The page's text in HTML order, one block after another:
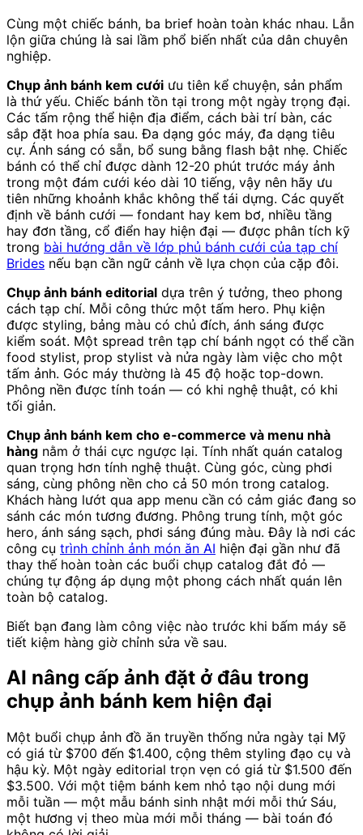
Cùng một chiếc bánh, ba brief hoàn toàn khác nhau. Lẫn
lộn giữa chúng là sai lầm phổ biến nhất của dân chuyên
nghiệp.
Chụp ảnh bánh kem cưới ưu tiên kể chuyện, sản phẩm
là thứ yếu. Chiếc bánh tồn tại trong một ngày trọng đại.
Các tấm rộng thể hiện địa điểm, cách bài trí bàn, các
sắp đặt hoa phía sau. Đa dạng góc máy, đa dạng tiêu
cự. Ánh sáng có sẵn, bổ sung bằng flash bật nhẹ. Chiếc
bánh có thể chỉ được dành 12-20 phút trước máy ảnh
trong một đám cưới kéo dài 10 tiếng, vậy nên hãy ưu
tiên những khoảnh khắc không thể tái dựng. Các quyết
định về bánh cưới — fondant hay kem bơ, nhiều tầng
hay đơn tầng, cổ điển hay hiện đại — được phân tích kỹ
trong bài hướng dẫn về lớp phủ bánh cưới của tạp chí
Brides nếu bạn cần ngữ cảnh về lựa chọn của cặp đôi.
Chụp ảnh bánh editorial dựa trên ý tưởng, theo phong
cách tạp chí. Mỗi công thức một tấm hero. Phụ kiện
được styling, bảng màu có chủ đích, ánh sáng được
kiểm soát. Một spread trên tạp chí bánh ngọt có thể cần
food stylist, prop stylist và nửa ngày làm việc cho một
tấm ảnh. Góc máy thường là 45 độ hoặc top-down.
Phông nền được tính toán — có khi nghệ thuật, có khi
tối giản.
Chụp ảnh bánh kem cho e-commerce và menu nhà
hàng nằm ở thái cực ngược lại. Tính nhất quán catalog
quan trọng hơn tính nghệ thuật. Cùng góc, cùng phơi
sáng, cùng phông nền cho cả 50 món trong catalog.
Khách hàng lướt qua app menu cần có cảm giác đang so
sánh các món tương đương. Phông trung tính, một góc
hero, ánh sáng sạch, phơi sáng đúng màu. Đây là nơi các
công cụ trình chỉnh ảnh món ăn AI hiện đại gần như đã
thay thế hoàn toàn các buổi chụp catalog đắt đỏ —
chúng tự động áp dụng một phong cách nhất quán lên
toàn bộ catalog.
Biết bạn đang làm công việc nào trước khi bấm máy sẽ
tiết kiệm hàng giờ chỉnh sửa về sau.
AI nâng cấp ảnh đặt ở đâu trong
chụp ảnh bánh kem hiện đại
Một buổi chụp ảnh đồ ăn truyền thống nửa ngày tại Mỹ
có giá từ $700 đến $1.400, cộng thêm styling đạo cụ và
hậu kỳ. Một ngày editorial trọn vẹn có giá từ $1.500 đến
$3.500. Với một tiệm bánh kem nhỏ tạo nội dung mới
mỗi tuần — một mẫu bánh sinh nhật mới mỗi thứ Sáu,
một hương vị theo mùa mới mỗi tháng — bài toán đó